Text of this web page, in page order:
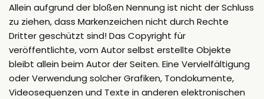
Allein aufgrund der bloßen Nennung ist nicht der Schluss
zu ziehen, dass Markenzeichen nicht durch Rechte
Dritter geschützt sind! Das Copyright für
veröffentlichte, vom Autor selbst erstellte Objekte
bleibt allein beim Autor der Seiten. Eine Vervielfältigung
oder Verwendung solcher Grafiken, Tondokumente,
Videosequenzen und Texte in anderen elektronischen